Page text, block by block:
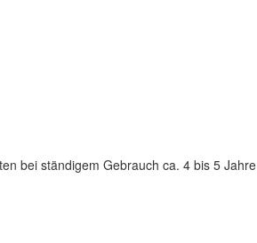
bei ständigem Gebrauch ca. 4 bis 5